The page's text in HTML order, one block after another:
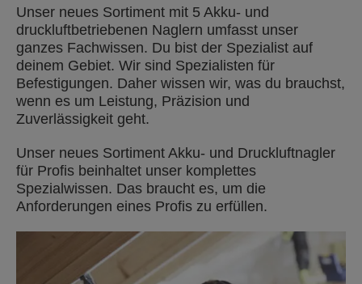
Unser neues Sortiment mit 5 Akku- und
druckluftbetriebenen Naglern umfasst unser
ganzes Fachwissen. Du bist der Spezialist auf
deinem Gebiet. Wir sind Spezialisten für
Befestigungen. Daher wissen wir, was du brauchst,
wenn es um Leistung, Präzision und
Zuverlässigkeit geht.
Unser neues Sortiment Akku- und Druckluftnagler
für Profis beinhaltet unser komplettes
Spezialwissen. Das braucht es, um die
Anforderungen eines Profis zu erfüllen.